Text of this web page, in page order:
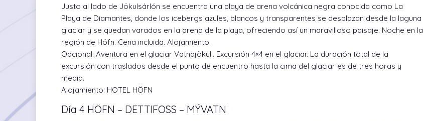
Justo al lado de Jökulsárlón se encuentra una playa de arena volcánica negra conocida como La
Playa de Diamantes, donde los icebergs azules, blancos y transparentes se desplazan desde la laguna
glaciar y se quedan varados en la arena de la playa, ofreciendo así un maravilloso paisaje. Noche en la
región de Höfn. Cena incluida. Alojamiento.
Opcional: Aventura en el glaciar Vatnajökull. Excursión 4×4 en el glaciar. La duración total de la
excursión con traslados desde el punto de encuentro hasta la cima del glaciar es de tres horas y
media.
Alojamiento: HOTEL HÖFN
Día 4 HÖFN – DETTIFOSS – MÝVATN